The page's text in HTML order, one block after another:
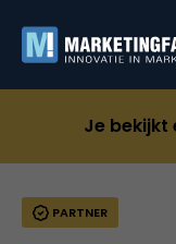
Je bekijkt
PARTNER